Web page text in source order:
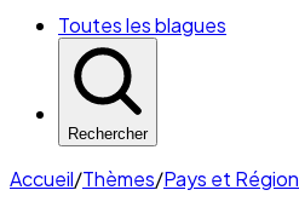
Toutes les blagues
Rechercher
Accueil/Thèmes/Pays et Région